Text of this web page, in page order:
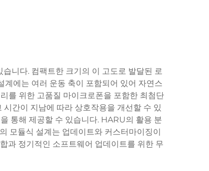
니다. 컴팩트한 크기의 이 고도로 발달된 로
에는 여러 운동 축이 포함되어 있어 자연스
를 위한 고품질 마이크로폰을 포함한 최첨단
간이 지남에 따라 상호작용을 개선할 수 있
통해 제공할 수 있습니다. HARU의 활용 분
모듈식 설계는 업데이트와 커스터마이징이
과 정기적인 소프트웨어 업데이트를 위한 무